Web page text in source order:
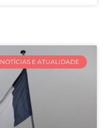
NOTÍCIAS E ATUALIDADE